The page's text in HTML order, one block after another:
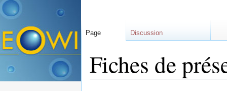
Fiches de
Page Discussion